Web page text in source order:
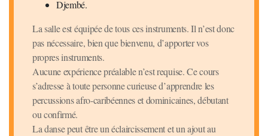
Djembé.
La salle est équipée de tous ces instruments. Il n’est donc
pas nécessaire, bien que bienvenu, d’apporter vos
propres instruments.
Aucune expérience préalable n’est requise. Ce cours
s’adresse à toute personne curieuse d’apprendre les
percussions afro-caribéennes et dominicaines, débutant
ou confirmé.
La danse peut être un éclaircissement et un ajout au